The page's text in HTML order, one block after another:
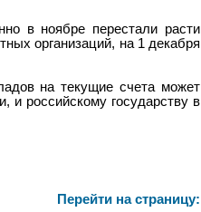
в ноябре перестали расти
организаций, на 1 декабря
на текущие счета может
и российскому государству в
Перейти на страницу: